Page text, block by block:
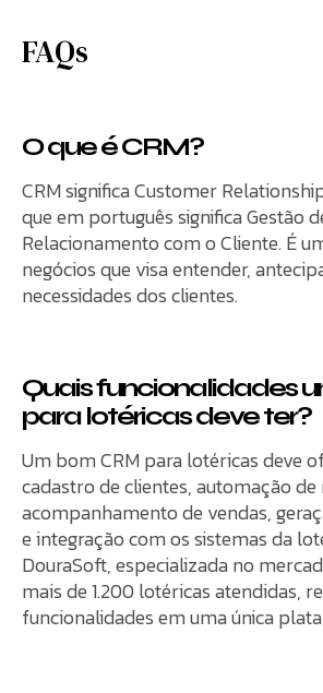
FAQs
O que é CRM?
CRM significa Customer
que em português significa Gestão
Relacionamento com o Cliente. É
negócios que visa entender,
necessidades dos clientes.
Quais funcionalidades
para lotéricas deve ter?
Um bom CRM para lotéricas deve
cadastro de clientes, automação
acompanhamento de vendas,
e integração com os sistemas da
DouraSoft, especializada no
mais de 1.200 lotéricas atendidas,
funcionalidades em uma única